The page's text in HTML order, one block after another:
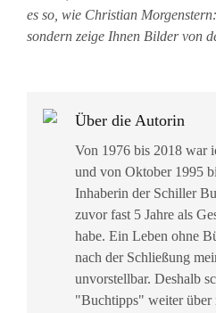
es so, wie Christian
sondern zeige Ihnen Bilder von
Über die Autorin
Von 1976 bis 2018 war
und von Oktober 1995
Inhaberin der Schiller
zuvor fast 5 Jahre als
habe. Ein Leben ohne
nach der Schließung
unvorstellbar. Deshalb
"Buchtipps" weiter über